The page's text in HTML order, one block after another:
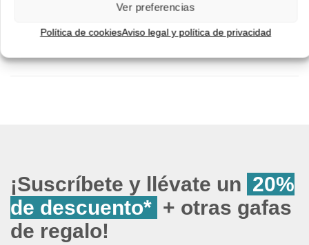
Ver preferencias
Política de cookiesAviso legal y política de privacidad
¡Suscríbete y llévate un 20%
de descuento* + otras gafas
de regalo!